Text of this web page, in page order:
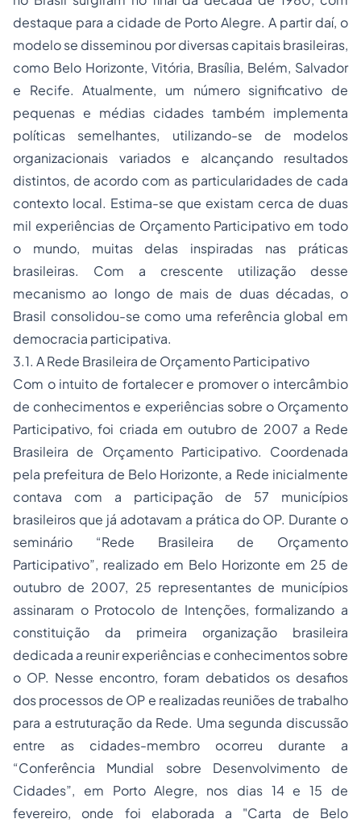
destaque para a cidade de Porto Alegre. A partir daí, o
modelo se disseminou por diversas capitais brasileiras,
como Belo Horizonte, Vitória, Brasília, Belém, Salvador
e Recife. Atualmente, um número significativo de
pequenas e médias cidades também implementa
políticas semelhantes, utilizando-se de modelos
organizacionais variados e alcançando resultados
distintos, de acordo com as particularidades de cada
contexto local. Estima-se que existam cerca de duas
mil experiências de Orçamento Participativo em todo
o mundo, muitas delas inspiradas nas práticas
brasileiras. Com a crescente utilização desse
mecanismo ao longo de mais de duas décadas, o
Brasil consolidou-se como uma referência global em
democracia participativa.
3.1. A Rede Brasileira de Orçamento Participativo
Com o intuito de fortalecer e promover o intercâmbio
de conhecimentos e experiências sobre o Orçamento
Participativo, foi criada em outubro de 2007 a Rede
Brasileira de Orçamento Participativo. Coordenada
pela prefeitura de Belo Horizonte, a Rede inicialmente
contava com a participação de 57 municípios
brasileiros que já adotavam a prática do OP. Durante o
seminário “Rede Brasileira de Orçamento
Participativo”, realizado em Belo Horizonte em 25 de
outubro de 2007, 25 representantes de municípios
assinaram o Protocolo de Intenções, formalizando a
constituição da primeira organização brasileira
dedicada a reunir experiências e conhecimentos sobre
o OP. Nesse encontro, foram debatidos os desafios
dos processos de OP e realizadas reuniões de trabalho
para a estruturação da Rede. Uma segunda discussão
entre as cidades-membro ocorreu durante a
“Conferência Mundial sobre Desenvolvimento de
Cidades”, em Porto Alegre, nos dias 14 e 15 de
fevereiro, onde foi elaborada a "Carta de Belo